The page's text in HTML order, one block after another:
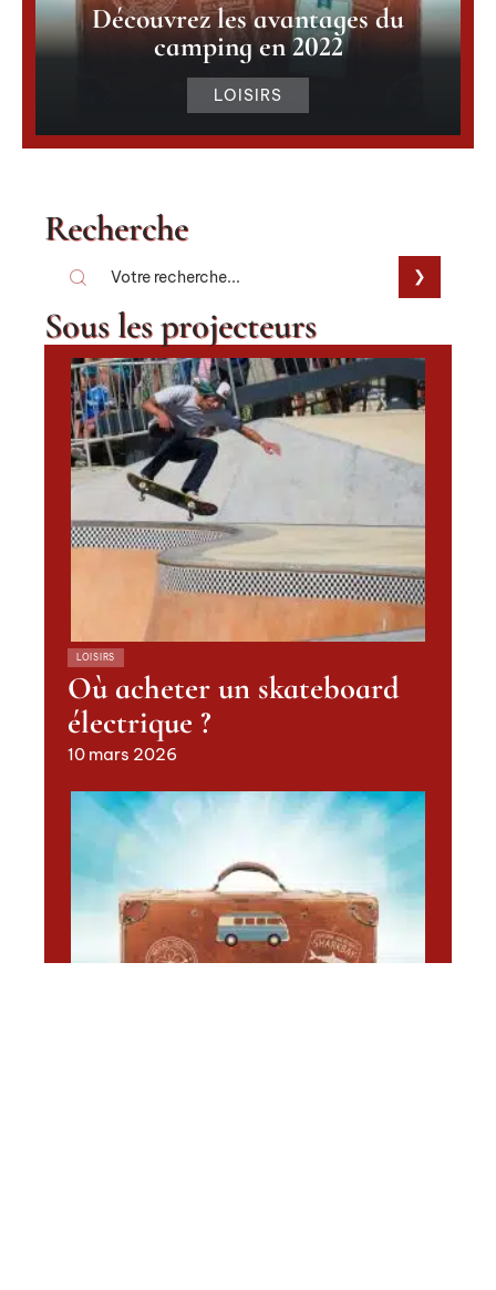
Découvrez les avantages du
camping en 2022
LOISIRS
Recherche
Sous les projecteurs
LOISIRS
Où acheter un skateboard
électrique ?
10 mars 2026